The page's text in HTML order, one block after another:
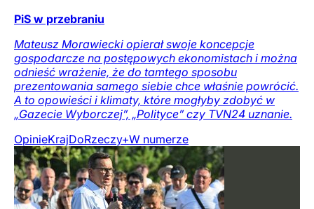
PiS w przebraniu
Mateusz Morawiecki opierał swoje koncepcje
gospodarcze na postępowych ekonomistach i można
odnieść wrażenie, że do tamtego sposobu
prezentowania samego siebie chce właśnie powrócić.
A to opowieści i klimaty, które mogłyby zdobyć w
„Gazecie Wyborczej”, „Polityce” czy TVN24 uznanie.
OpinieKrajDoRzeczy+W numerze